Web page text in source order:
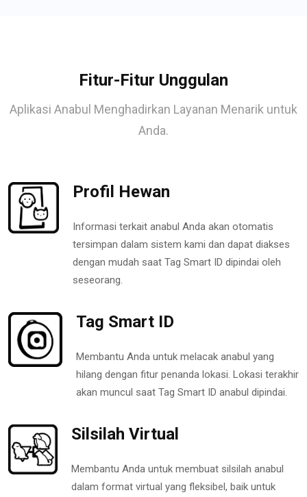
Fitur-Fitur Unggulan
Aplikasi Anabul Menghadirkan Layanan Menarik untuk
Anda.
Profil Hewan
Informasi terkait anabul Anda akan otomatis
tersimpan dalam sistem kami dan dapat diakses
dengan mudah saat Tag Smart ID dipindai oleh
seseorang.
Tag Smart ID
Membantu Anda untuk melacak anabul yang
hilang dengan fitur penanda lokasi. Lokasi terakhir
akan muncul saat Tag Smart ID anabul dipindai.
Silsilah Virtual
Membantu Anda untuk membuat silsilah anabul
dalam format virtual yang fleksibel, baik untuk